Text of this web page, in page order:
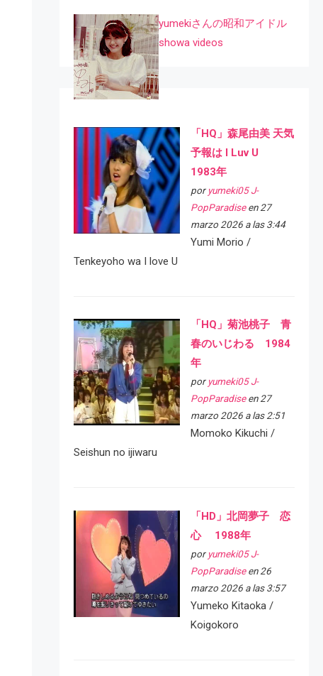
yumekiさんの昭和アイドル
showa videos
「HQ」森尾由美 天気
予報は I Luv U
1983年
por yumeki05 J-
PopParadiseen 27
marzo 2026 a las 3:44
Yumi Morio /
Tenkeyoho wa I love U
「HQ」菊池桃子 青
春のいじわる 1984
年
por yumeki05 J-
PopParadiseen 27
marzo 2026 a las 2:51
Momoko Kikuchi /
Seishun no ijiwaru
「HD」北岡夢子 恋
心 1988年
por yumeki05 J-
PopParadiseen 26
marzo 2026 a las 3:57
Yumeko Kitaoka /
Koigokoro